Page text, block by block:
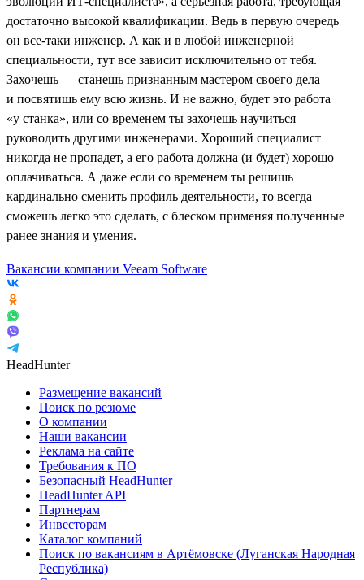
достаточно высокой квалификации. Ведь в первую очередь
он все-таки инженер. А как и в любой инженерной
специальности, тут все зависит исключительно от тебя.
Захочешь — станешь признанным мастером своего дела
и посвятишь ему всю жизнь. И не важно, будет это работа
«у станка», или со временем ты захочешь научиться
руководить другими инженерами. Хороший специалист
никогда не пропадет, а его работа должна (и будет) хорошо
оплачиваться. А даже если со временем ты решишь
кардинально сменить профиль деятельности, то всегда
сможешь легко это сделать, с блеском применяя полученные
ранее знания и умения.
Вакансии компании Veeam Software
HeadHunter
Размещение вакансий
Поиск по резюме
О компании
Наши вакансии
Реклама на сайте
Требования к ПО
Безопасный HeadHunter
HeadHunter API
Партнерам
Инвесторам
Каталог компаний
Поиск по вакансиям в Артёмовске (Луганская Народная
Республика)